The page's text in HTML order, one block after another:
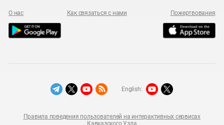
О нас Как связаться с нами Пожертвования
Правила поведения пользователей на интерактивных сервисах
Кавказского Узла
English: